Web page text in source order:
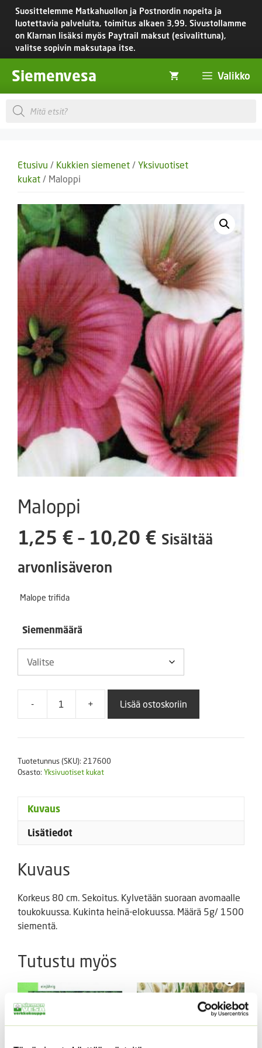
Siirry
sisältöön
Suosittelemme Matkahuollon ja Postnordin nopeita ja
luotettavia palveluita, toimitus alkaen 3,99. Sivustollamme
on Klarnan lisäksi myös Paytrail maksut (esivalittuna),
valitse sopivin maksutapa itse.
Siemenvesa Valikko
Products
search
Etusivu / Kukkien siemenet / Yksivuotiset
kukat / Maloppi
Maloppi
1,25 € – 10,20 € Sisältää
arvonlisäveron
Malope trifida
Siemenmäärä
-
Maloppi
+ Lisää ostoskoriin
Tuotetunnus (SKU): 217600
Osasto: Yksivuotiset kukat
Kuvaus
Lisätiedot
Kuvaus
Korkeus 80 cm. Sekoitus. Kylvetään suoraan avomaalle
toukokuussa. Kukinta heinä-elokuussa. Määrä 5g/ 1500
siementä.
Tutustu myös